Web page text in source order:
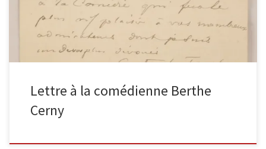
Lettre à la comédienne Berthe
Cerny